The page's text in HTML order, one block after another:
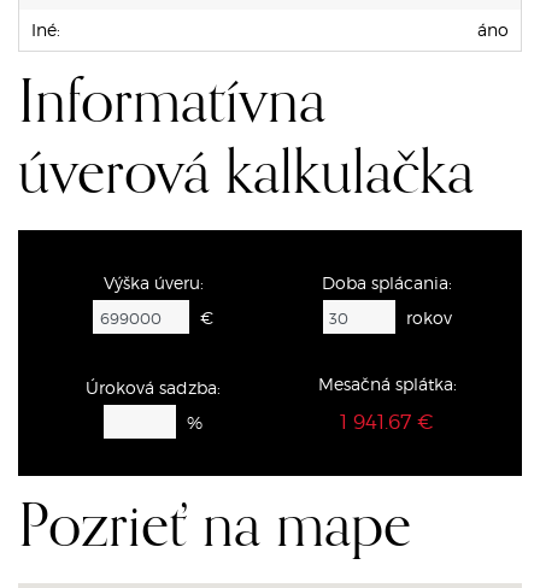
Iné:
áno
Informatívna
úverová kalkulačka
Výška úveru:
€
Doba splácania:
rokov
Úroková sadzba:
%
Mesačná splátka:
1 941.67 €
Pozrieť na mape